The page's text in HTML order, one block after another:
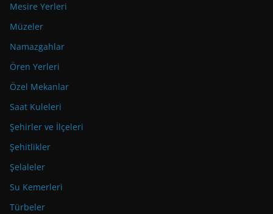
Mesire Yerleri
Müzeler
Namazgahlar
Ören Yerleri
Özel Mekanlar
Saat Kuleleri
Şehirler ve İlçeleri
Şehitlikler
Şelaleler
Su Kemerleri
Türbeler